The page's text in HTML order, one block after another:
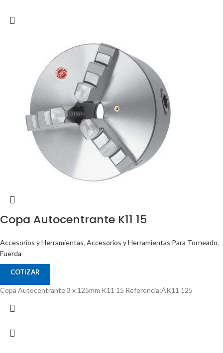
Copa Autocentrante K11 15
Accesorios y Herramientas, Accesorios y Herramientas Para Torneado,
Fuerda
COTIZAR
Copa Autocentrante 3 x 125mm K11 15 Referencia:ÁK11 125